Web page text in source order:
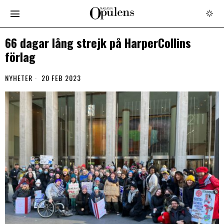
66 dagar lång strejk på HarperCollins
förlag
NYHETER 20 FEB 2023